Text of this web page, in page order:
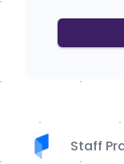
Staff